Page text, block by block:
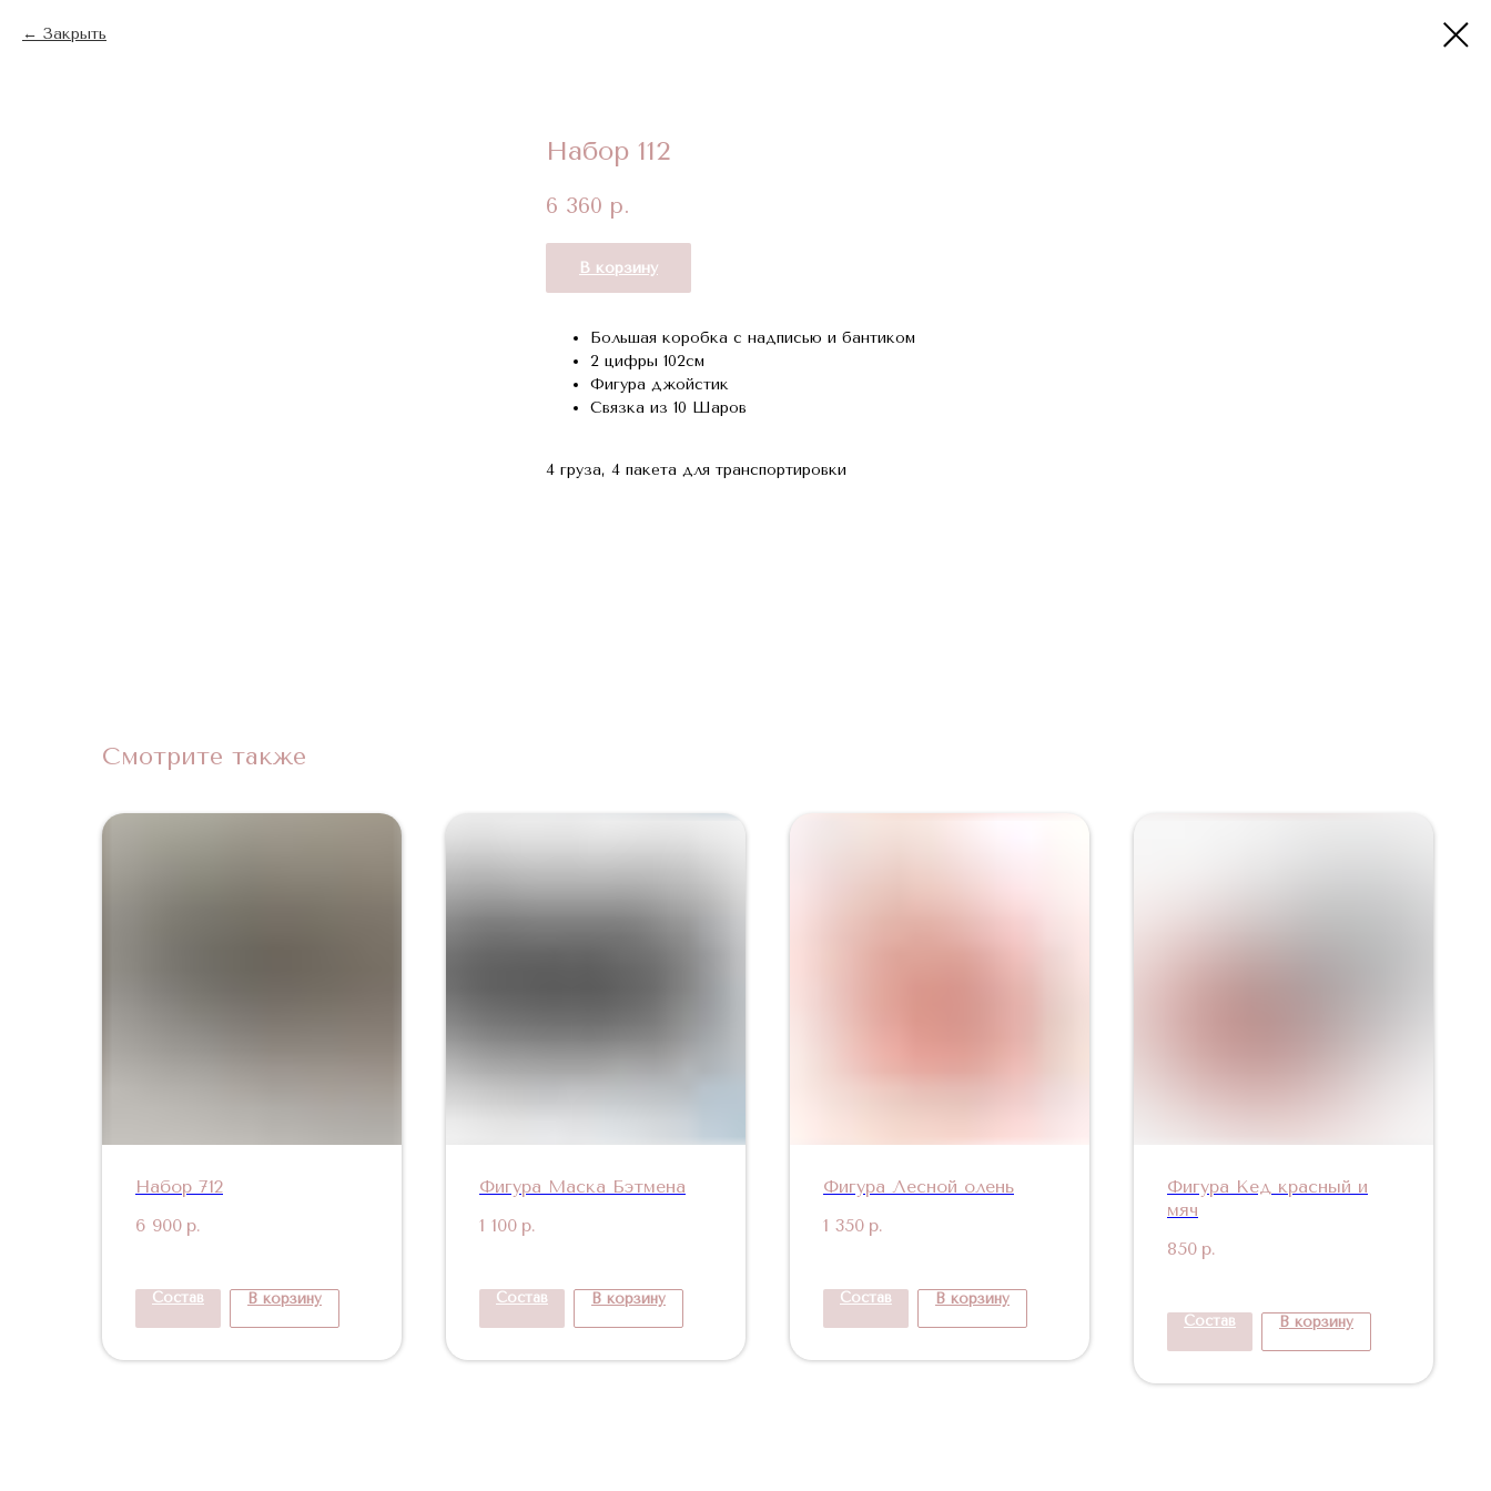
Закрыть
Набор 112
6 360 р.
В корзину
Большая коробка с надписью и бантиком
2 цифры 102см
Фигура джойстик
Связка из 10 Шаров
4 груза, 4 пакета для транспортировки
Смотрите также
Набор 712
6 900 р.
Состав В корзину
Фигура Маска Бэтмена
1 100 р.
Состав В корзину
Фигура Лесной олень
1 350 р.
Состав В корзину
Фигура Кед красный и
мяч
850 р.
Состав В корзину